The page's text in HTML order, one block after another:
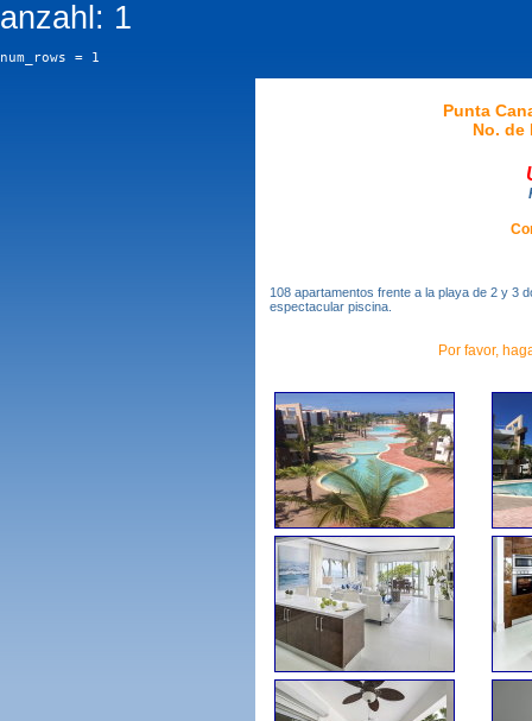
anzahl: 1
num_rows = 1
Punta
No. de
108 apartamentos frente a la playa de 2 y 3
espectacular piscina.
Por favor,